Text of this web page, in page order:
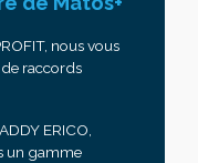
nous vous
raccords
ERICO,
un gamme